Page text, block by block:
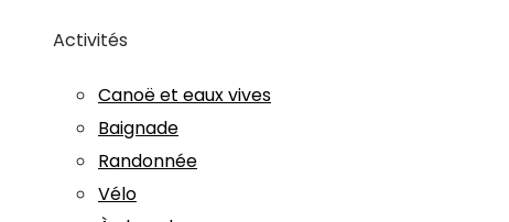
Activités
Canoë et eaux vives
Baignade
Randonnée
Vélo